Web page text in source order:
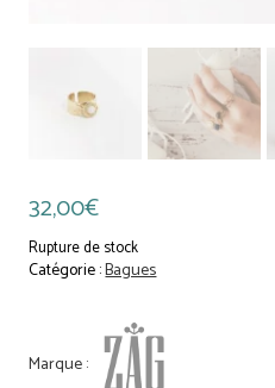
32,00€
Rupture de stock
Catégorie :Bagues